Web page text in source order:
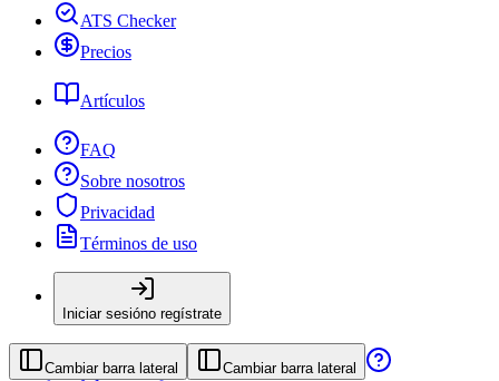
ATS Checker
Precios
Artículos
FAQ
Sobre nosotros
Privacidad
Términos de uso
Iniciar sesióno regístrate
Cambiar barra lateral Cambiar barra lateral